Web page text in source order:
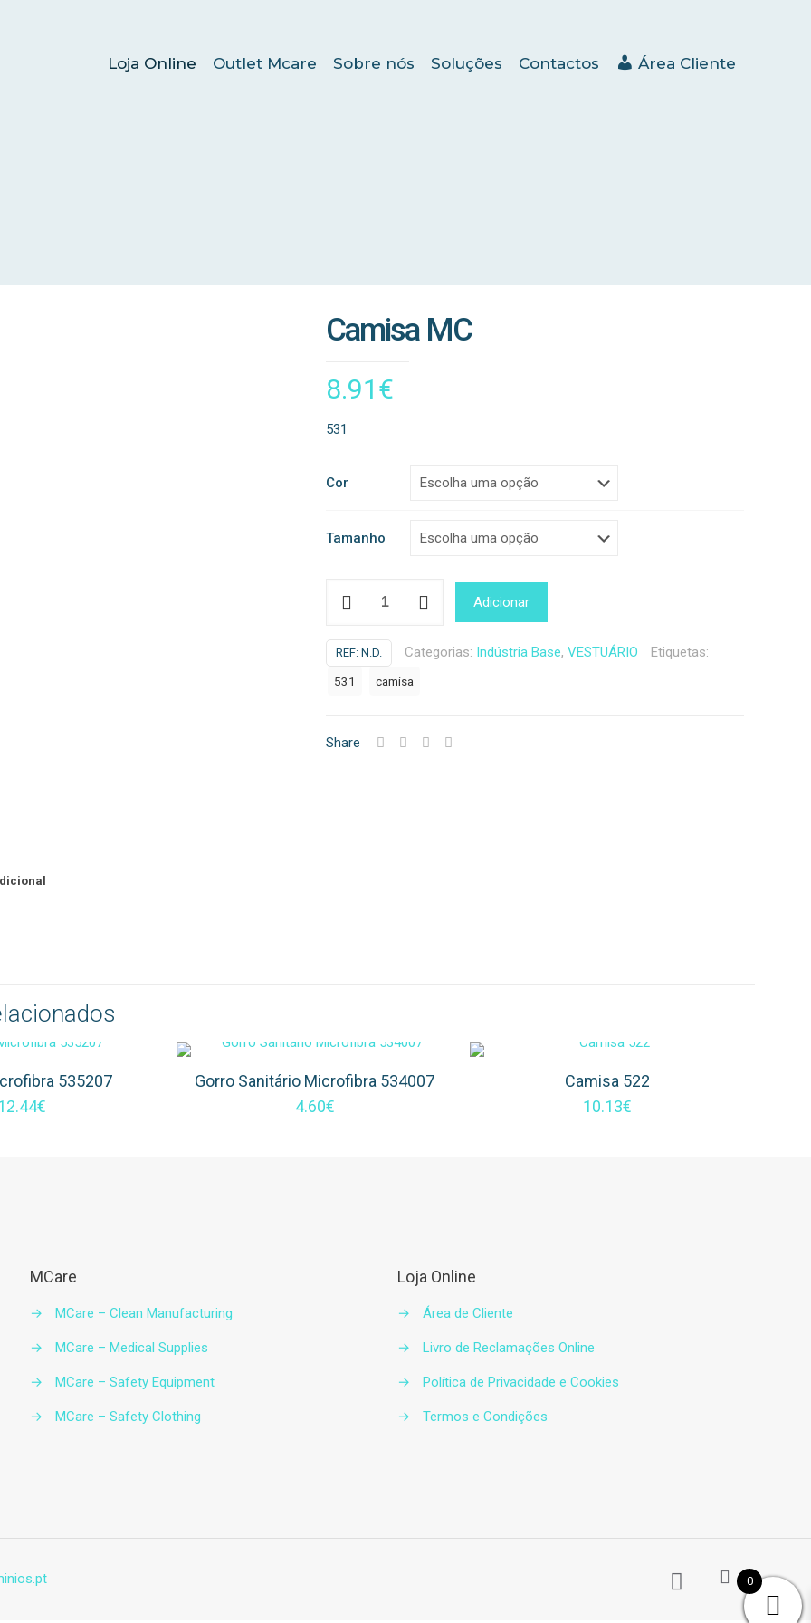
Loja Online Outlet Mcare Sobre nós Soluções Contactos Área Cliente
Camisa MC
8.91 €
531
Cor
Tamanho
Camisa
MC
Adicionar
REF: N.D. Categorias: Indústria Base, VESTUÁRIO Etiquetas:
531 camisa
Share
535207
€
Gorro Sanitário Microfibra 534007
4.60€
Camisa 522
10.13€
MCare
→ MCare – Clean Manufacturing
→ MCare – Medical Supplies
→ MCare – Safety Equipment
→ MCare – Safety Clothing
Loja Online
→ Área de Cliente
→ Livro de Reclamações Online
→ Política de Privacidade e Cookies
→ Termos e Condições
0